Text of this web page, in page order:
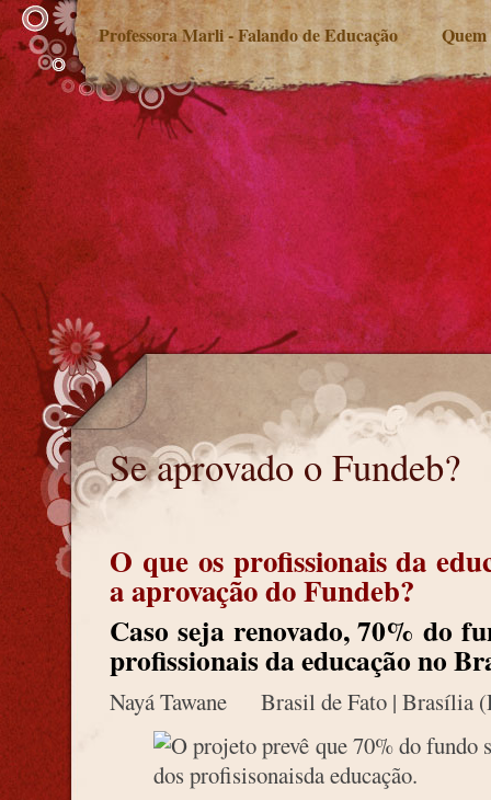
Professora Marli - Falando de Educação Quem
Se aprovado o Fundeb?
Se aprovado o Fundeb?
O que os profissionais da
a aprovação do Fundeb?
Caso seja renovado, 70% do
profissionais da educação no
Nayá Tawane Brasil de Fato | Brasília